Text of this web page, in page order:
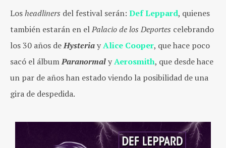
Losheadliners del festival serán: Def Leppard, quienes
también estarán en elPalacio de los Deportes celebrando
los 30 años deHysteriayAlice Cooper, que hace poco
sacó el álbumParanormalyAerosmith, que desde hace
un par de años han estado viendo la posibilidad de una
gira de despedida.